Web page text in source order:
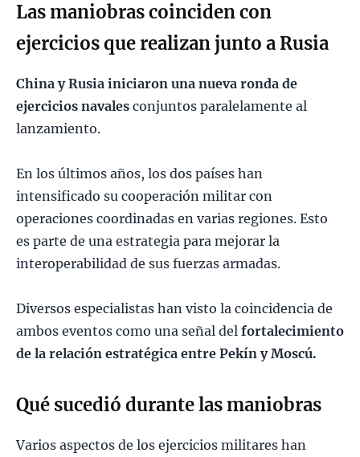
Las maniobras coinciden con
ejercicios que realizan junto a Rusia
China y Rusia iniciaron una nueva ronda de
ejercicios navales conjuntos paralelamente al
lanzamiento.
En los últimos años, los dos países han
intensificado su cooperación militar con
operaciones coordinadas en varias regiones. Esto
es parte de una estrategia para mejorar la
interoperabilidad de sus fuerzas armadas.
Diversos especialistas han visto la coincidencia de
ambos eventos como una señal del fortalecimiento
de la relación estratégica entre Pekín y Moscú.
Qué sucedió durante las maniobras
Varios aspectos de los ejercicios militares han